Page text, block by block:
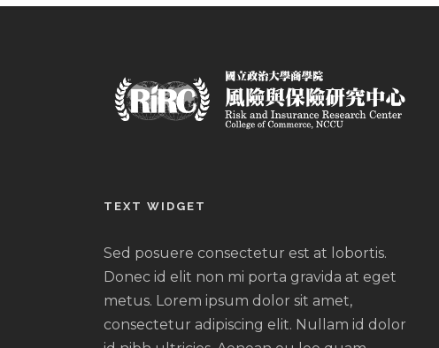
TEXT WIDGET
Sed posuere consectetur est at lobortis.
Donec id elit non mi porta gravida at eget
metus. Lorem ipsum dolor sit amet,
consectetur adipiscing elit. Nullam id dolor